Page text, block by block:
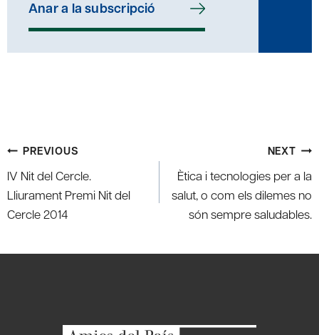
Anar a la subscripció
Post
navigation
PREVIOUS
IV Nit del Cercle.
Lliurament Premi Nit del
Cercle 2014
NEXT
Ètica i tecnologies per a la
salut, o com els dilemes no
són sempre saludables.